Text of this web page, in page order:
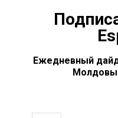
Ежедневный
Молдовы